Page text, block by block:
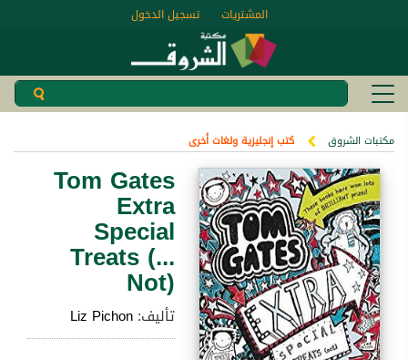
تسجيل الدخول المشتريات
مكتبات الشروق كتب إنجليزية ولغات أخرى
Tom Gates
Extra
Special
Treats (...
Not)
تأليف:Liz Pichon